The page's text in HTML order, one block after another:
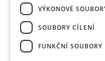
zákazníky z České
Nápověda
Ke stažení
VÝKONOVÉ
SOUBORY CÍLENÍ
FUNKČNÍ SOUBORY